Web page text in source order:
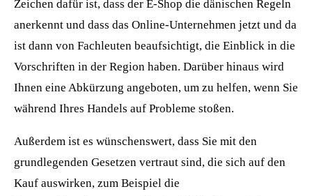
Zeichen dafür ist, dass der E-Shop die dänischen Regeln
anerkennt und dass das Online-Unternehmen jetzt und da
ist dann von Fachleuten beaufsichtigt, die Einblick in die
Vorschriften in der Region haben. Darüber hinaus wird
Ihnen eine Abkürzung angeboten, um zu helfen, wenn Sie
während Ihres Handels auf Probleme stoßen.
Außerdem ist es wünschenswert, dass Sie mit den
grundlegenden Gesetzen vertraut sind, die sich auf den
Kauf auswirken, zum Beispiel die